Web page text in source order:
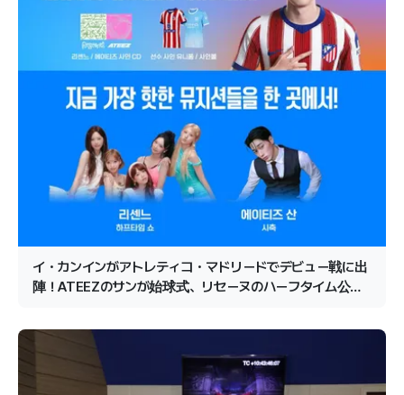
イ・カンインがアトレティコ・マドリードでデビュー戦に出
陣！ATEEZのサンが始球式、リセーヌのハーフタイム公演